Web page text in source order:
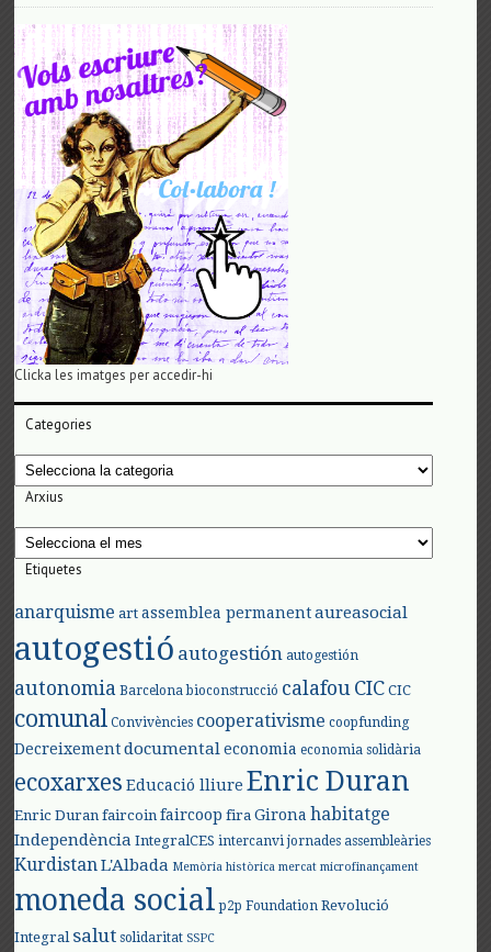
Clicka les imatges per accedir-hi
Categories
Categories
Arxius
Arxius
Etiquetes
anarquisme art assemblea permanent aureasocial
autogestió autogestión autogestión
autonomia Barcelona bioconstrucció calafouCIC CIC
comunal Convivències cooperativisme coopfunding
Decreixement documental economia economia solidària
ecoxarxes Educació lliure Enric Duran
Enric Duran faircoin faircoop fira Girona habitatge
Independència IntegralCES intercanvi jornades assembleàries
KurdistanL'Albada Memòria històrica mercat microfinançament
moneda social p2p Foundation Revolució
Integral salut solidaritat SSPC